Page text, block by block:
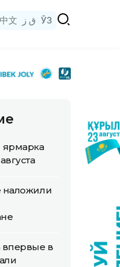
中文 ق ز ЎЗ
ярмарка
наложили
впервые в